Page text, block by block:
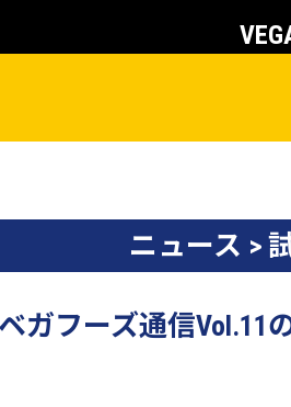
ニュース >
ガフーズ通信Vol.11